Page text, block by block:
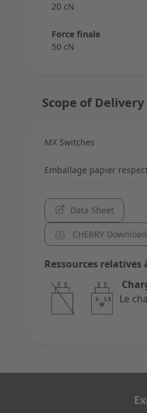
20 cN
Force finale
50 cN
Scope of Delivery
MX Switches
Emballage papier
Data Sheet
CHERRY
Ressources
Le